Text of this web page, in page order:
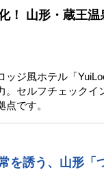
！ 山形・蔵王
ッジ風ホテル「
。セルフチェック
です。
を誘う、山形「